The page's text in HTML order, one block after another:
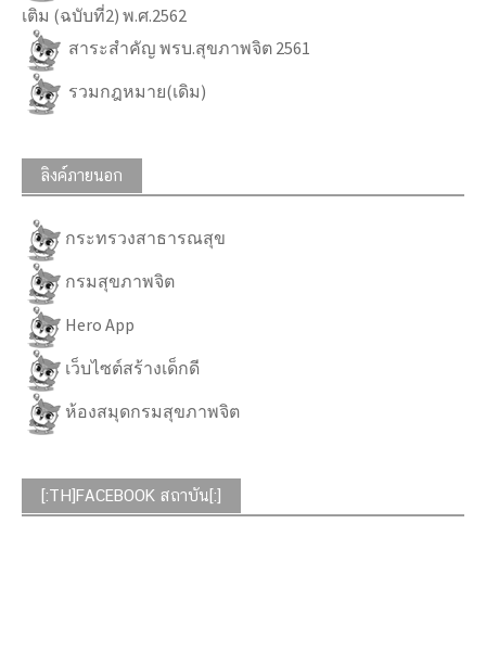
เติม (ฉบับที่2) พ.ศ.2562
สาระสำคัญ พรบ.สุขภาพจิต 2561
รวมกฎหมาย(เดิม)
ลิงค์ภายนอก
กระทรวงสาธารณสุข
กรมสุขภาพจิต
Hero App
เว็บไซต์สร้างเด็กดี
ห้องสมุดกรมสุขภาพจิต
[:TH]FACEBOOK สถาบัน[:]